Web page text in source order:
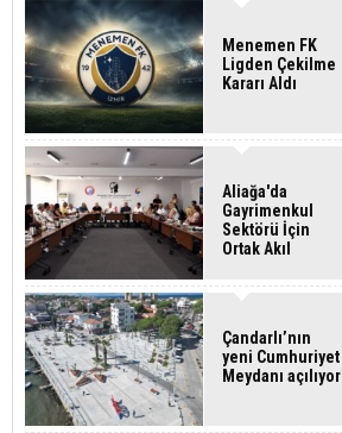
Menemen FK
Ligden Çekilme
Kararı Aldı
Aliağa'da
Gayrimenkul
Sektörü İçin
Ortak Akıl
Çandarlı’nın
yeni Cumhuriyet
Meydanı açılıyor